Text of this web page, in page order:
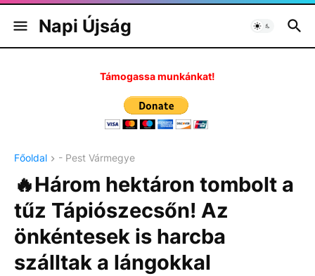
Napi Újság
Támogassa munkánkat!
Főoldal - Pest Vármegye
🔥Három hektáron tombolt a
tűz Tápiószecsőn! Az
önkéntesek is harcba
szálltak a lángokkal